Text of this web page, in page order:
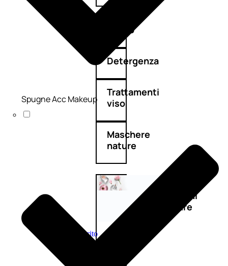
Bagno
Detergenza
Trattamenti
viso
Maschere
nature
profumi
nature
Esaurito
Spugne Acc Makeup